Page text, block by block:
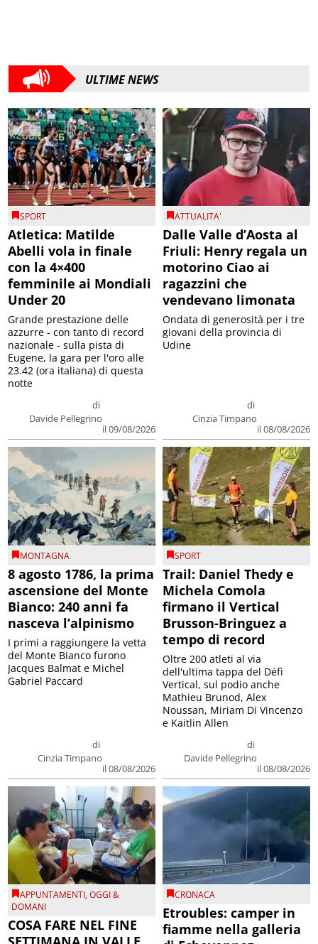
ULTIME NEWS
SPORT
Atletica: Matilde
Abelli vola in finale
con la 4×400
femminile ai Mondiali
Under 20
di
Davide Pellegrino
il 09/08/2026
Grande prestazione delle
azzurre - con tanto di record
nazionale - sulla pista di
Eugene, la gara per l'oro alle
23.42 (ora italiana) di questa
notte
ATTUALITA'
Dalle Valle d’Aosta al
Friuli: Henry regala un
motorino Ciao ai
ragazzini che
vendevano limonata
di
Cinzia Timpano
il 08/08/2026
Ondata di generosità per i tre
giovani della provincia di
Udine
MONTAGNA
8 agosto 1786, la prima
ascensione del Monte
Bianco: 240 anni fa
nasceva l’alpinismo
di
Cinzia Timpano
il 08/08/2026
I primi a raggiungere la vetta
del Monte Bianco furono
Jacques Balmat e Michel
Gabriel Paccard
SPORT
Trail: Daniel Thedy e
Michela Comola
firmano il Vertical
Brusson-Bringuez a
tempo di record
di
Davide Pellegrino
il 08/08/2026
Oltre 200 atleti al via
dell'ultima tappa del Défì
Vertical, sul podio anche
Mathieu Brunod, Alex
Noussan, Miriam Di Vincenzo
e Kaitlin Allen
APPUNTAMENTI,OGGI &
DOMANI
COSA FARE NEL FINE
CRONACA
Etroubles: camper in
fiamme nella galleria